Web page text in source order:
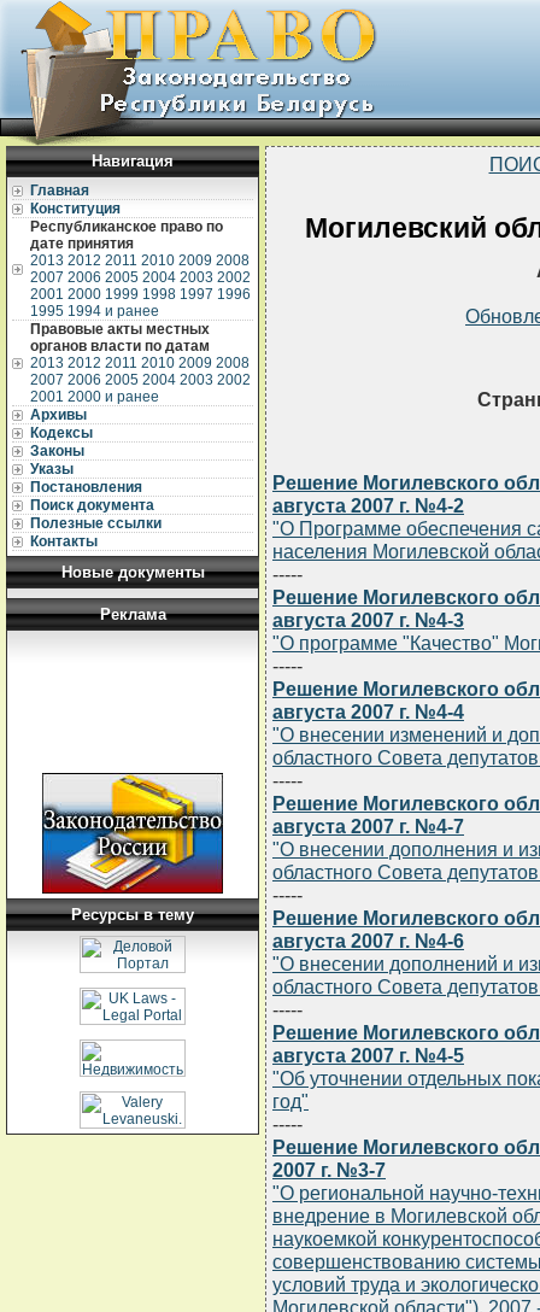
Навигация
Главная
Конституция
Республиканское право по
дате принятия
2013 2012 2011 2010 2009 2008
2007 2006 2005 2004 2003 2002
2001 2000 1999 1998 1997 1996
1995 1994 и ранее
Правовые акты местных
органов власти по датам
2013 2012 2011 2010 2009 2008
2007 2006 2005 2004 2003 2002
2001 2000 и ранее
Архивы
Кодексы
Законы
Указы
Постановления
Поиск документа
Полезные ссылки
Контакты
Новые документы
Реклама
Ресурсы в тему
Могилевский
Решение Могилевского
августа 2007 г. №4-2
"О Программе обеспечения
населения Могилевской
-----
Решение Могилевского
августа 2007 г. №4-3
"О программе "Качество"
-----
Решение Могилевского
августа 2007 г. №4-4
"О внесении изменений и
областного Совета
-----
Решение Могилевского
августа 2007 г. №4-7
"О внесении дополнения и
областного Совета
-----
Решение Могилевского
августа 2007 г. №4-6
"О внесении дополнений и
областного Совета
-----
Решение Могилевского
августа 2007 г. №4-5
"Об уточнении отдельных
год"
-----
Решение Могилевского
2007 г. №3-7
"О региональной научно-
внедрение в Могилевской
наукоемкой
совершенствованию
условий труда и
Могилевской области"), 2007